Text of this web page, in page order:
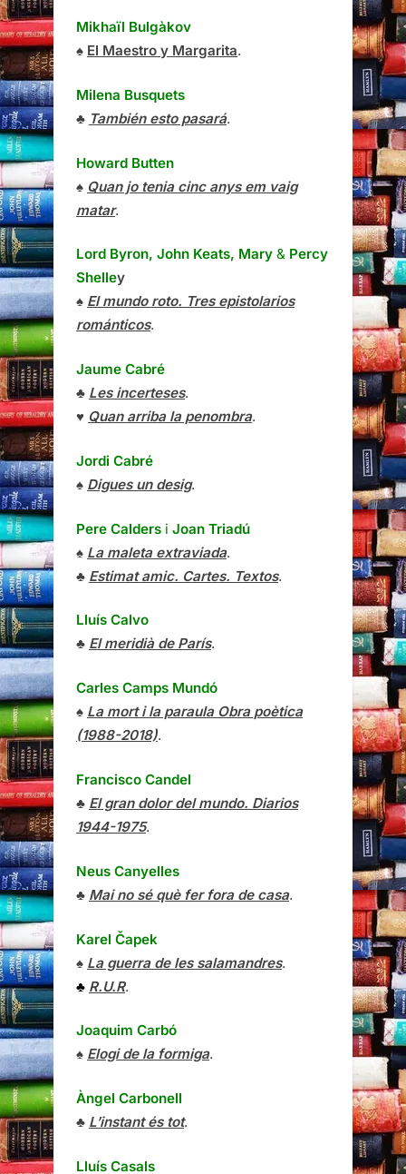
Mikhaïl Bulgàkov
♠ El Maestro y Margarita.
Milena Busquets
♣ También esto pasará.
Howard Butten
♠ Quan jo tenia cinc anys em vaig
matar.
Lord Byron, John Keats, Mary & Percy
Shelley
♠ El mundo roto. Tres epistolarios
románticos.
Jaume Cabré
♣ Les incerteses.
♥ Quan arriba la penombra.
Jordi Cabré
♠ Digues un desig.
Pere Calders i Joan Triadú
♠ La maleta extraviada.
♣ Estimat amic. Cartes. Textos.
Lluís Calvo
♣ El meridià de París.
Carles Camps Mundó
♠ La mort i la paraula Obra poètica
(1988-2018).
Francisco Candel
♣ El gran dolor del mundo. Diarios
1944-1975.
Neus Canyelles
♣ Mai no sé què fer fora de casa.
Karel Čapek
♠ La guerra de les salamandres.
♣ R.U.R.
Joaquim Carbó
♠ Elogi de la formiga.
Àngel Carbonell
♣ L’instant és tot.
Lluís Casals